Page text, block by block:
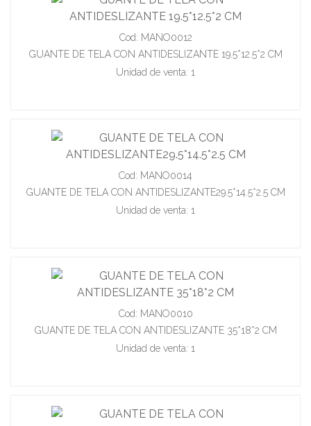
Cod: MANO0012
GUANTE DE TELA CON ANTIDESLIZANTE 19.5*12.5*2 CM
Unidad de venta: 1
Cod: MANO0014
GUANTE DE TELA CON ANTIDESLIZANTE29.5*14.5*2.5 CM
Unidad de venta: 1
Cod: MANO0010
GUANTE DE TELA CON ANTIDESLIZANTE 35*18*2 CM
Unidad de venta: 1